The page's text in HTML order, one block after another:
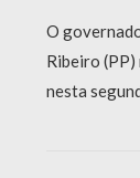
O
Ribeiro (PP)
nesta